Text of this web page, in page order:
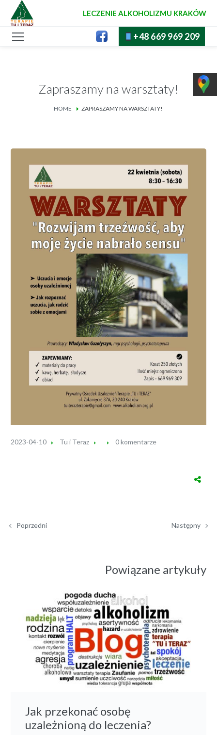
LECZENIE ALKOHOLIZMU KRAKÓW
+48 669 969 209
Zapraszamy na warsztaty!
HOME ZAPRASZAMY NA WARSZTATY!
2023-04-10 Tu i Teraz 0 komentarze
Poprzedni Następny
Powiązane artykuły
Jak przekonać osobę
uzależnioną do leczenia?